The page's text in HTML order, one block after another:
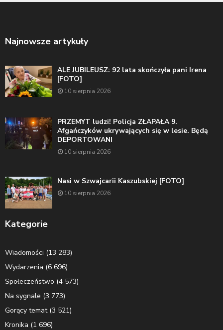
Najnowsze artykuły
ALE JUBILEUSZ: 92 lata skończyła pani Irena
[FOTO]
10 sierpnia 2026
PRZEMYT ludzi! Policja ZŁAPAŁA 9.
Afgańczyków ukrywających się w lesie. Będą
DEPORTOWANI
10 sierpnia 2026
Nasi w Szwajcarii Kaszubskiej [FOTO]
10 sierpnia 2026
Kategorie
Wiadomości (13 283)
Wydarzenia (6 696)
Społeczeństwo (4 573)
Na sygnale (3 773)
Gorący temat(3 521)
Kronika (1 696)